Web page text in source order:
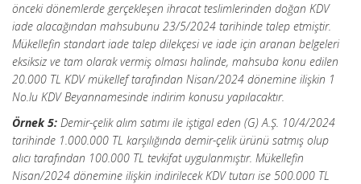
önceki dönemlerde gerçekleşen ihracat teslimlerinden doğan KDV
iade alacağından mahsubunu 23/5/2024 tarihinde talep etmiştir.
Mükellefin standart iade talep dilekçesi ve iade için aranan belgeleri
eksiksiz ve tam olarak vermiş olması halinde, mahsuba konu edilen
20.000 TL KDV mükellef tarafından Nisan/2024 dönemine ilişkin 1
No.lu KDV Beyannamesinde indirim konusu yapılacaktır.
Örnek 5: Demir-çelik alım satımı ile iştigal eden (G) A.Ş. 10/4/2024
tarihinde 1.000.000 TL karşılığında demir-çelik ürünü satmış olup
alıcı tarafından 100.000 TL tevkifat uygulanmıştır. Mükellefin
Nisan/2024 dönemine ilişkin indirilecek KDV tutarı ise 500.000 TL